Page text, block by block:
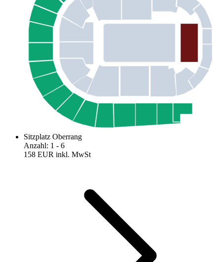
Sitzplatz Oberrang
Anzahl: 1 - 6
158 EUR inkl. MwSt